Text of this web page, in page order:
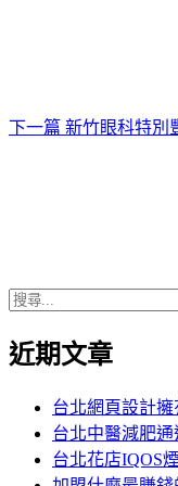
下一篇 新竹眼科特別
近期文章
台北網頁設計
台北中醫減肥
台北花店IQOS